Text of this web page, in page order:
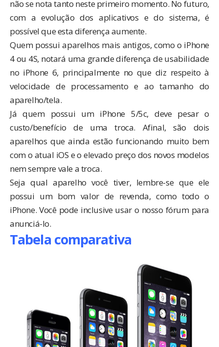
não se nota tanto neste primeiro momento. No futuro,
com a evolução dos aplicativos e do sistema, é
possível que esta diferença aumente.
Quem possui aparelhos mais antigos, como o iPhone
4 ou 4S, notará uma grande diferença de usabilidade
no iPhone 6, principalmente no que diz respeito à
velocidade de processamento e ao tamanho do
aparelho/tela.
Já quem possui um iPhone 5/5c, deve pesar o
custo/benefício de uma troca. Afinal, são dois
aparelhos que ainda estão funcionando muito bem
com o atual iOS e o elevado preço dos novos modelos
nem sempre vale a troca.
Seja qual aparelho você tiver, lembre-se que ele
possui um bom valor de revenda, como todo o
iPhone. Você pode inclusive usar o nosso fórum para
anunciá-lo.
Tabela comparativa